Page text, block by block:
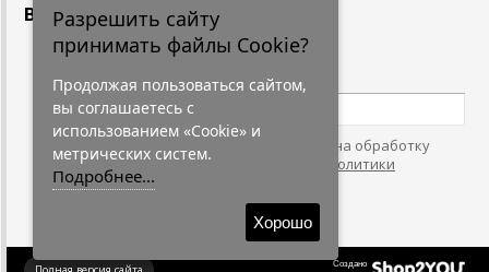
Вакансии
Подпишитесь
Нажимая на кнопку, я даю согласие на обработку
персональных данных. С условиями
"Политики
Конфидециальности"
Создано
Разрешить сайту
принимать файлы Cookie?
Продолжая пользоваться сайтом,
вы соглашаетесь с
использованием «Cookie» и
метрических систем.
Подробнее...
Хорошо